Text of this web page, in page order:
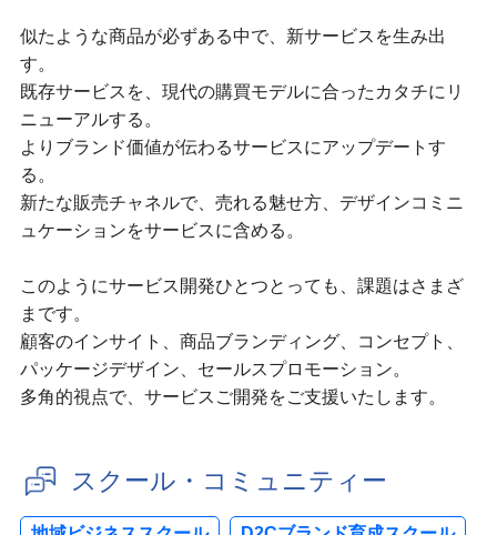
似たような商品が必ずある中で、新サービスを生み出
す。
既存サービスを、現代の購買モデルに合ったカタチにリ
ニューアルする。
よりブランド価値が伝わるサービスにアップデートす
る。
新たな販売チャネルで、売れる魅せ方、デザインコミニ
ュケーションをサービスに含める。
このようにサービス開発ひとつとっても、課題はさまざ
まです。
顧客のインサイト、商品ブランディング、コンセプト、
パッケージデザイン、セールスプロモーション。
多角的視点で、サービスご開発をご支援いたします。
スクール・コミュニティー